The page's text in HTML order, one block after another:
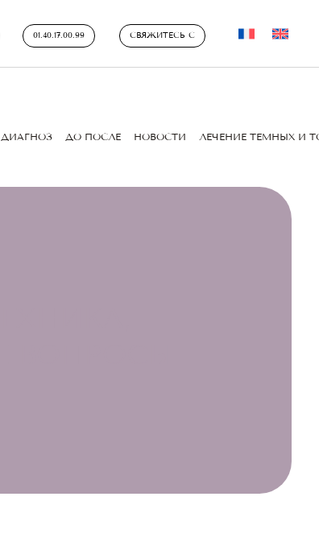
01.40.17.00.99 СВЯЖИТЕСЬ С
ДИАГНОЗ ДО ПОСЛЕ НОВОСТИ ЛЕЧЕНИЕ ТЕМНЫХ И